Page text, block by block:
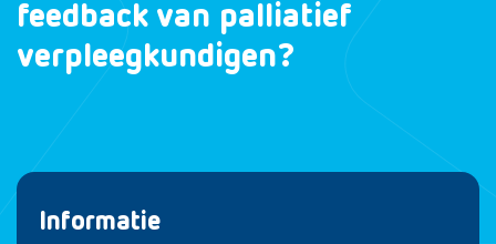
feedback van palliatief
verpleegkundigen?
Informatie